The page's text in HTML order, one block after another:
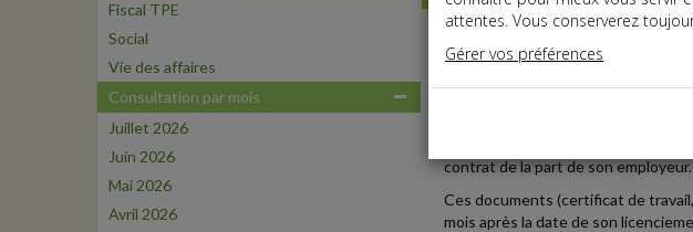
Fiscal TPE
Social
Vie des affaires
Consultation par mois
Juillet 2026
Juin 2026
Mai 2026
Avril 2026
Date: 2025-09-29
DOCUMENTS DE FIN DE
Licenciée pour faute grave, une
contrat de la part de son employeur.
Ces documents (certificat de
mois après la date de son
attentes. Vous conserverez
Gérer vos préférences